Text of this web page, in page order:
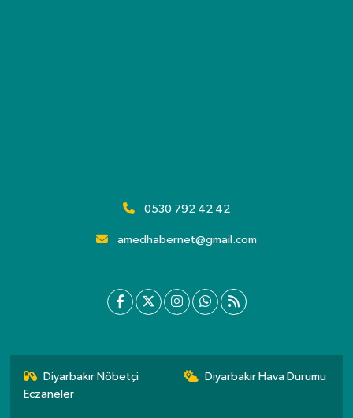
0530 792 42 42
amedhabernet@gmail.com
Diyarbakır Nöbetçi
Eczaneler
Diyarbakır Hava Durumu